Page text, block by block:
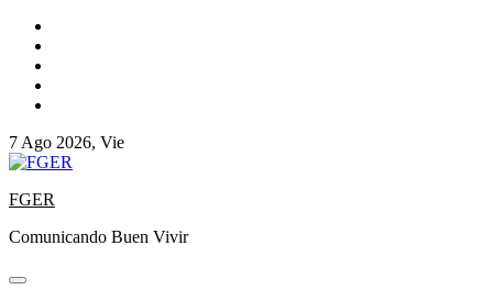
7 Ago 2026, Vie
FGER
Comunicando Buen Vivir